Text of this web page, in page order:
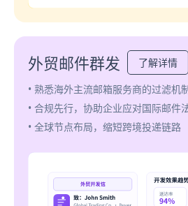
外贸邮件群发
了解详情
• 熟悉海外主流邮箱服务商的过滤机
• 合规先行，协助企业应对国际邮件
• 全球节点布局，缩短跨境投递链路